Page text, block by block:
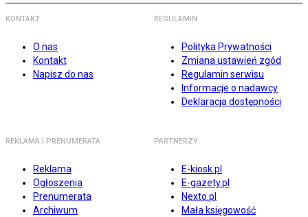
KONTAKT
O nas
Kontakt
Napisz do nas
REGULAMIN
Polityka Prywatności
Zmiana ustawień zgód
Regulamin serwisu
Informacje o nadawcy
Deklaracja dostępności
REKLAMA I PRENUMERATA
Reklama
Ogłoszenia
Prenumerata
Archiwum
PARTNERZY
E-kiosk.pl
E-gazety.pl
Nexto.pl
Mała księgowość